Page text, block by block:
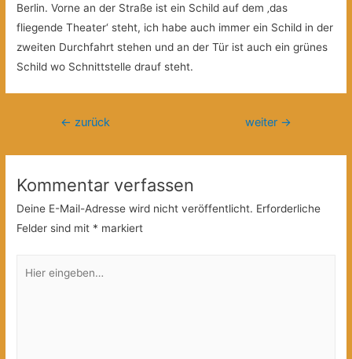
Berlin. Vorne an der Straße ist ein Schild auf dem ‚das
fliegende Theater‘ steht, ich habe auch immer ein Schild in der
zweiten Durchfahrt stehen und an der Tür ist auch ein grünes
Schild wo Schnittstelle drauf steht.
Beitragsnavigation
← zurück weiter →
Kommentar verfassen
Deine E-Mail-Adresse wird nicht veröffentlicht. Erforderliche
Felder sind mit * markiert
eingeben…